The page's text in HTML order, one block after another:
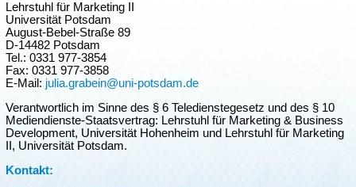
Lehrstuhl für Marketing II
Universität Potsdam
August-Bebel-Straße 89
D-14482 Potsdam
Tel.: 0331 977-3854
Fax: 0331 977-3858
E-Mail: julia.grabein@uni-potsdam.de
Verantwortlich im Sinne des § 6 Teledienstegesetz und des § 10
Mediendienste-Staatsvertrag: Lehrstuhl für Marketing & Business
Development, Universität Hohenheim und Lehrstuhl für Marketing
II, Universität Potsdam.
Kontakt: